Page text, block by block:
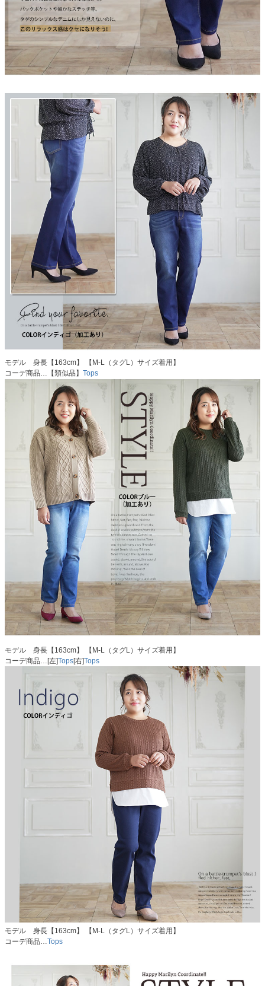
モデル 身長【163cm】 【M-L（タグL）サイズ着用】
コーデ商品…【類似品】 Tops
モデル 身長【163cm】 【M-L（タグL）サイズ着用】
コーデ商品…[左]Tops[右]Tops
モデル 身長【163cm】 【M-L（タグL）サイズ着用】
コーデ商品…Tops